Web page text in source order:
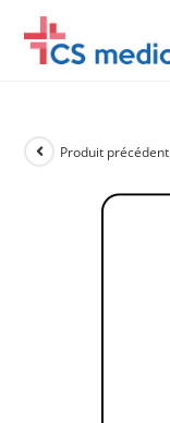
content
Produit précédent